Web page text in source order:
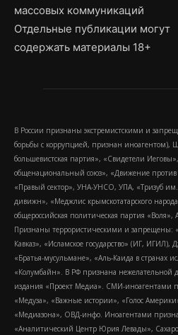
массовых коммуникаций
Отдельные публикации могут
содержать материалы 18+
В России признаны экстремистскими и
борьбы с коррупцией, признан иноагентом),
большевистская партия», «Свидетели
общенациональный союз», «Движение
«Правый сектор», УНА-УНСО, УПА, «Тризуб
дивижн», «Меджлис крымскотатарского
общероссийская политическая партия
Признаны террористическими и запрещены:
Кавказ», «Исламское государство» (ИГ,
«Братья-мусульмане», «Аль-Каида в странах
«Колумбайн». В РФ признана нежелательной
издания «Проект Медиа». СМИ-иноагентами
«Медуза», «Важные истории», «Голос
«Медиазона», ОВД-инфо. Иноагентами
«Аналитический Центр Юрия Левады»,